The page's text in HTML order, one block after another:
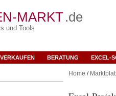
MARKT.de
und Tools
VERKAUFEN BERATUNG EXCEL-
Home /